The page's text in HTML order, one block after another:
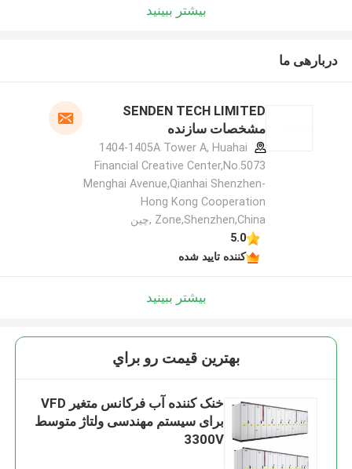
بیشتر ببینید
دربارهی ما
SENDEN TECH LIMITED
مشخصات سازنده
1404-1405A Tower A, Huahai
Financial Creative Center,No.5073
Menghai Avenue,Qianhai Shenzhen-
Hong Kong Cooperation
Zone,Shenzhen,China ,چین
5.0
کننده تایید شده
بیشتر ببینید
بهترين قيمت رو براي
خنک کننده آب فرکانس متغیر VFD
برای سیستم مهندسی ولتاژ متوسط
3300V